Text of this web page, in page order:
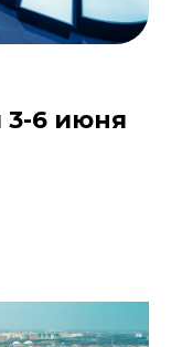
3-6 июня